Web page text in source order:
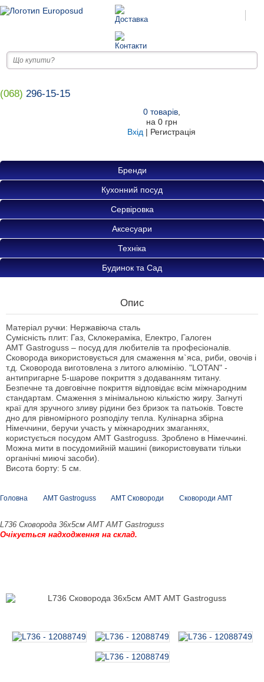
(068) 296-15-15
0товарів,
на 0 грн
Вхід | Регистрація
Бренди
Кухонний посуд
Сервіровка
Аксесуари
Техніка
Будинок та Сад
Опис
Матеріал ручки: Нержавіюча сталь
Сумісність плит: Газ, Склокераміка, Електро, Галоген
АМТ Gastroguss – посуд для любителів та професіоналів.
Сковорода використовується для смаження м`яса, риби, овочів і
т.д. Сковорода виготовлена з литого алюмінію. "LOTAN" -
антипригарне 5-шарове покриття з додаванням титану.
Безпечне та довговічне покриття відповідає всім міжнародним
стандартам. Смаження з мінімальною кількістю жиру. Загнуті
краї для зручного зливу рідини без бризок та патьоків. Товсте
дно для рівномірного розподілу тепла. Кулінарна збірна
Німеччини, беручи участь у міжнародних змаганнях,
користується посудом АМТ Gastroguss. Зроблено в Німеччині.
Можна мити в посудомийній машині (використовувати тільки
органічні миючі засоби).
Висота борту: 5 см.
Головна AMT Gastroguss AMT Сковороди Сковороди АМТ
L736 Сковорода 36х5см AMT AMT Gastroguss
Очікується надходження на склад.